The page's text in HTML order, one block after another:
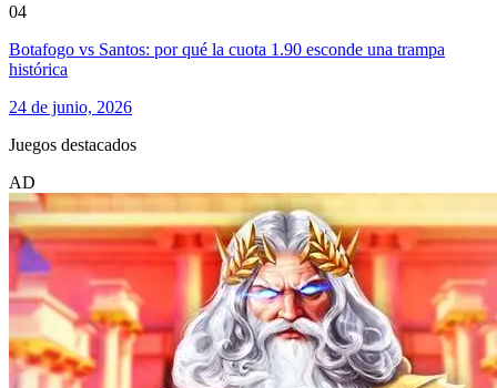
04
Botafogo vs Santos: por qué la cuota 1.90 esconde una trampa
histórica
24 de junio, 2026
Juegos destacados
AD